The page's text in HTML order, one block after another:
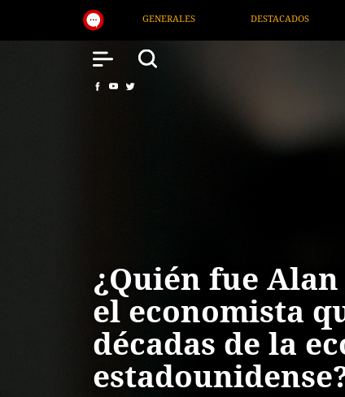
NACIONAL SALUD
¿Quién fue
el economista
décadas de la